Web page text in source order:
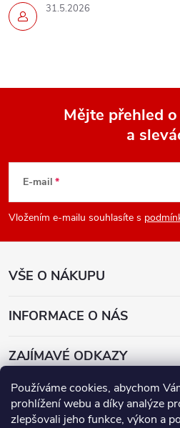
Používáme cookies, abychom
prohlížení webu a díky analýze
zlepšovali jeho funkce, výkon a
31.5.2026
p
a
Mějte přehled
a
E-mail
Vložením e-mailu souhlasíte s
VŠE O NÁKUPU
INFORMACE O NÁS
ZAJÍMAVÉ ODKAZY
Přijímáme online platby